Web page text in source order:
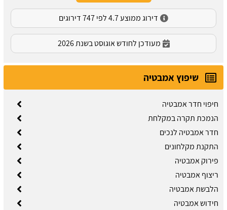
דירוג ממוצע 4.7 לפי 747 דירוגים
מעודכן לחודש אוגוסט בשנת 2026
שיפוץ אמבטיה
חיפוי חדר אמבטיה
הנמכת תקרה במקלחת
חדר אמבטיה לנכים
התקנת מקלחונים
פירוק אמבטיה
ריצוף אמבטיה
הלבשת אמבטיה
חידוש אמבטיה